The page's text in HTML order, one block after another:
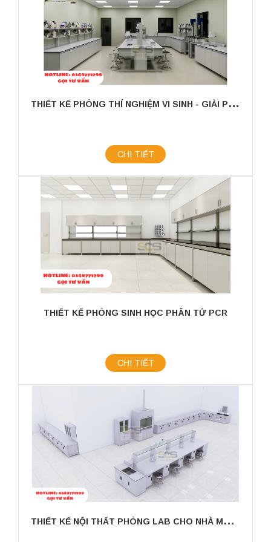
T
HIẾT KẾ PHÒNG THÍ NGHIỆM VI SINH - GIẢI PHÁP TỐI ƯU CHO NGHIÊN CỨU VÀ SẢN XUẤT
CHI TIẾT
THIẾT KẾ PHÒNG SINH HỌC PHÂN TỬ PCR
CHI TIẾT
T
HIẾT KẾ NỘI THẤT PHÒNG LAB CHO NHÀ MÁY SẢN XUẤT SƠN CÔNG NGHIỆP